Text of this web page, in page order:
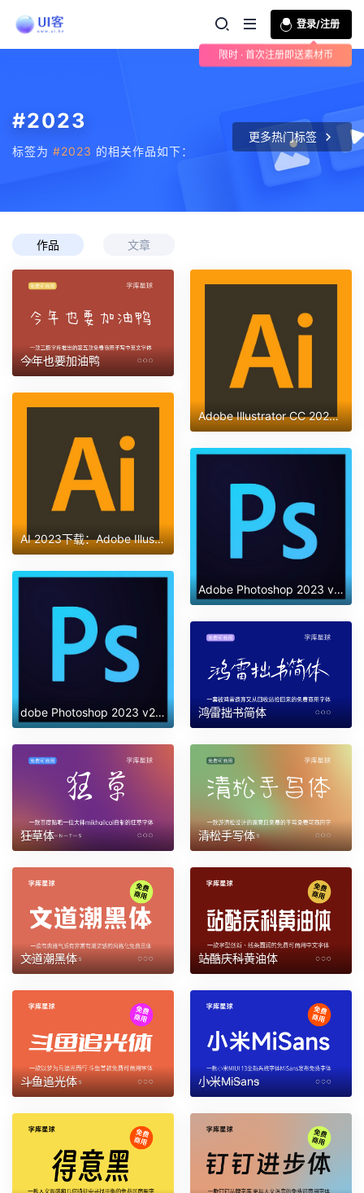
登录/注册
限时 · 首次注册即送素材币
#2023
标签为 #2023 的相关作品如下：
更多热门标签
作品 文章
今年也要加油鸭
Adobe Illustrator CC 2023 v27.1.1【矢量设计软件下载】中文破解版
AI 2023下载：Adobe Illustrator2023 v27.0.0.602【附安装教程】中文直装版
Adobe Photoshop 2023 v24.6.0【ps绿色免费版】中文破解版免安装
dobe Photoshop 2023 v24.7.0 正式版 集成破解版 鸿雷拙书简体
狂草体 清松手写体
文道潮黑体 站酷庆科黄油体
斗鱼追光体 小米MiSans